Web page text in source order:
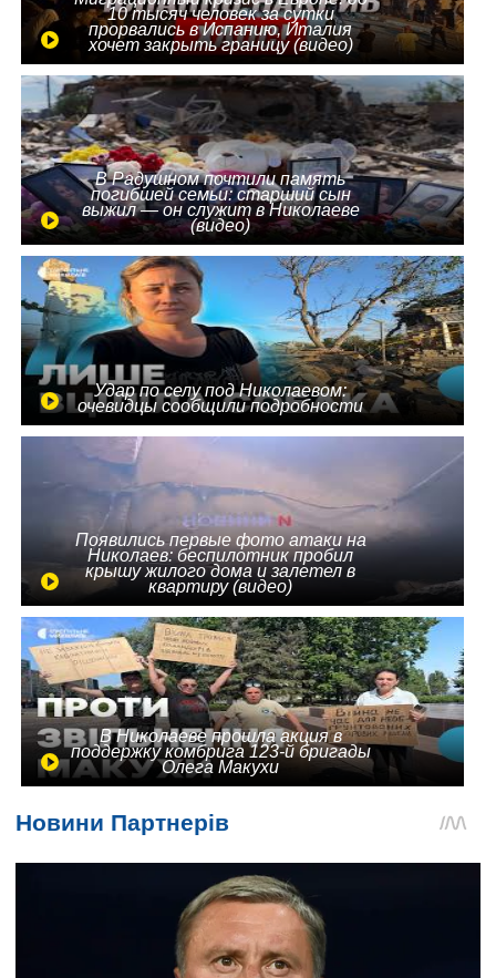
10 тысяч человек за сутки
прорвались в Испанию, Италия
хочет закрыть границу (видео)
В Радушном почтили память
погибшей семьи: старший сын
выжил — он служит в Николаеве
(видео)
Удар по селу под Николаевом:
очевидцы сообщили подробности
Появились первые фото атаки на
Николаев: беспилотник пробил
крышу жилого дома и залетел в
квартиру (видео)
В Николаеве прошла акция в
поддержку комбрига 123-й бригады
Олега Макухи